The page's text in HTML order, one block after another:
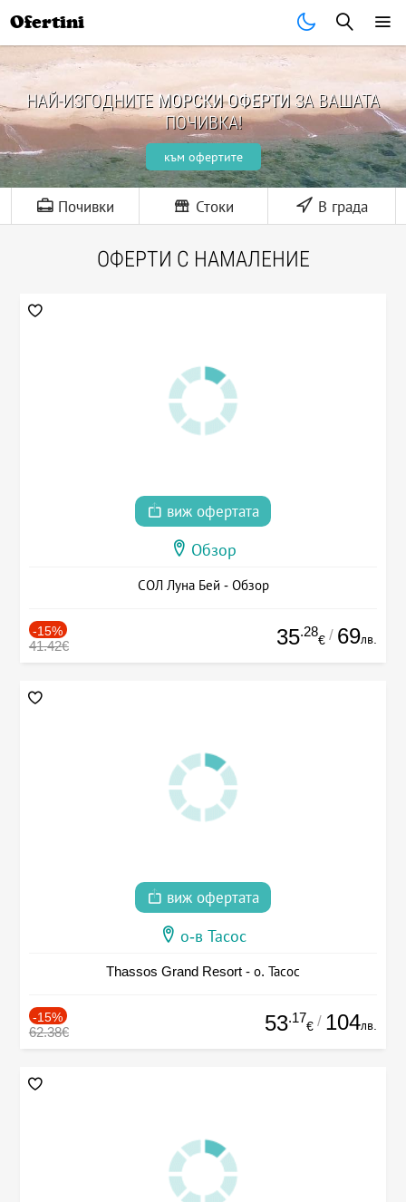
Ofertini
НАЙ-ИЗГОДНИТЕ МОРСКИ ОФЕРТИЗА ВАШАТА
ПОЧИВКА!
към офертите
Почивки Стоки В града
ОФЕРТИ С НАМАЛЕНИЕ
виж офертата
Обзор
СОЛ Луна Бей - Обзор
-15%
41.42€ 35.28
€ / 69лв.
виж офертата
о-в Тасос
Thassos Grand Resort - о. Тасос
-15%
62.38€ 53.17
€ / 104лв.